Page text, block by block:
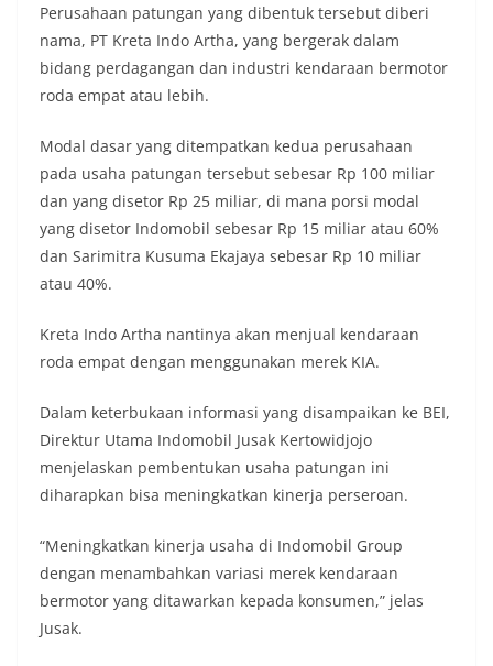
Perusahaan patungan yang dibentuk tersebut diberi
nama, PT Kreta Indo Artha, yang bergerak dalam
bidang perdagangan dan industri kendaraan bermotor
roda empat atau lebih.
Modal dasar yang ditempatkan kedua perusahaan
pada usaha patungan tersebut sebesar Rp 100 miliar
dan yang disetor Rp 25 miliar, di mana porsi modal
yang disetor Indomobil sebesar Rp 15 miliar atau 60%
dan Sarimitra Kusuma Ekajaya sebesar Rp 10 miliar
atau 40%.
Kreta Indo Artha nantinya akan menjual kendaraan
roda empat dengan menggunakan merek KIA.
Dalam keterbukaan informasi yang disampaikan ke BEI,
Direktur Utama Indomobil Jusak Kertowidjojo
menjelaskan pembentukan usaha patungan ini
diharapkan bisa meningkatkan kinerja perseroan.
“Meningkatkan kinerja usaha di Indomobil Group
dengan menambahkan variasi merek kendaraan
bermotor yang ditawarkan kepada konsumen,” jelas
Jusak.